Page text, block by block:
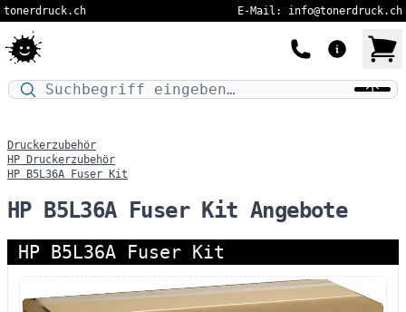
tonerdruck.ch E-Mail: info@tonerdruck.ch
Druckermodell oder Produktnamen eingeben…
Druckerzubehör
HP Druckerzubehör
HP B5L36A Fuser Kit
HP B5L36A Fuser Kit Angebote
HP B5L36A Fuser Kit